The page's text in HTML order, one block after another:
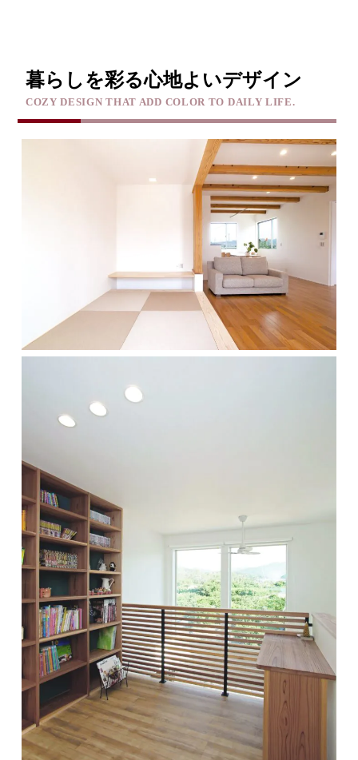
暮らしを彩る心地よいデザイン
COZY DESIGN THAT ADD COLOR TO DAILY LIFE.